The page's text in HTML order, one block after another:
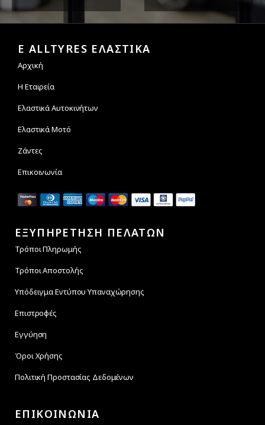
E ALLTYRES ΕΛΑΣΤΙΚΑ
Αρχική
Η Εταιρεία
Ελαστικά Αυτοκινήτων
Ελαστικά Μοτό
Ζάντες
Επικοινωνία
ΕΞΥΠΗΡΕΤΗΣΗ ΠΕΛΑΤΩΝ
Τρόποι Πληρωμής
Τρόποι Αποστολής
Υπόδειγμα Εντύπου Υπαναχώρησης
Επιστροφές
Εγγύηση
Όροι Χρήσης
Πολιτική Προστασίας Δεδομένων
ΕΠΙΚΟΙΝΩΝΙΑ